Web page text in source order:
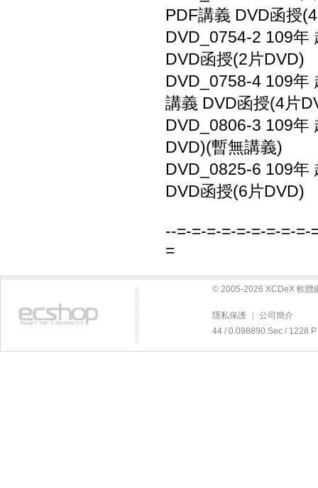
PDF講義 DVD函授
DVD_0754-2 109年
DVD函授(2片DVD)
DVD_0758-4 109年
講義 DVD函授(4片
DVD_0806-3 109年
DVD)(暫無講義)
DVD_0825-6 109年
DVD函授(6片DVD)
--=-=-=-=-=-=-=-=-=-
=
© 2005-2026 XCDeX 軟體
隱私保護
公司簡介
44 / 0.098890 Sec / 1228